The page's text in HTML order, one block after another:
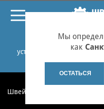
При проблемах с
установите российские
или используйте
Мы
как
ОСТАТЬСЯ
Швеймастер